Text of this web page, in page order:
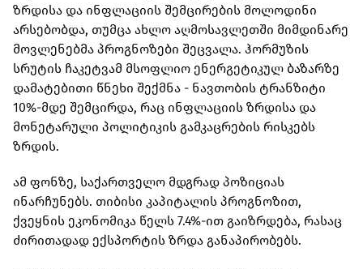
ზრდისა და ინფლაციის შემცირების მოლოდინი
არსებობდა, თუმცა ახლო აღმოსავლეთში მიმდინარე
მოვლენებმა პროგნოზები შეცვალა. ჰორმუზის
სრუტის ჩაკეტვამ მსოფლიო ენერგეტიკულ ბაზარზე
დამატებითი წნეხი შექმნა - ნავთობის ტრანზიტი
10%-მდე შემცირდა, რაც ინფლაციის ზრდისა და
მონეტარული პოლიტიკის გამკაცრების რისკებს
ზრდის.
ამ ფონზე, საქართველო მდგრად პოზიციას
ინარჩუნებს. თიბისი კაპიტალის პროგნოზით,
ქვეყნის ეკონომიკა წელს 7.4%-ით გაიზრდება, რასაც
ძირითადად ექსპორტის ზრდა განაპირობებს.